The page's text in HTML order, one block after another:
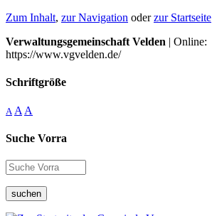
Zum Inhalt, zur Navigation oderzur Startseite
Verwaltungsgemeinschaft Velden | Online:
https://www.vgvelden.de/
Schriftgröße
A A A
Suche Vorra
suchen